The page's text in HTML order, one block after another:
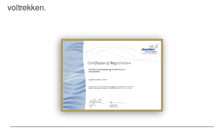
voltrekken.